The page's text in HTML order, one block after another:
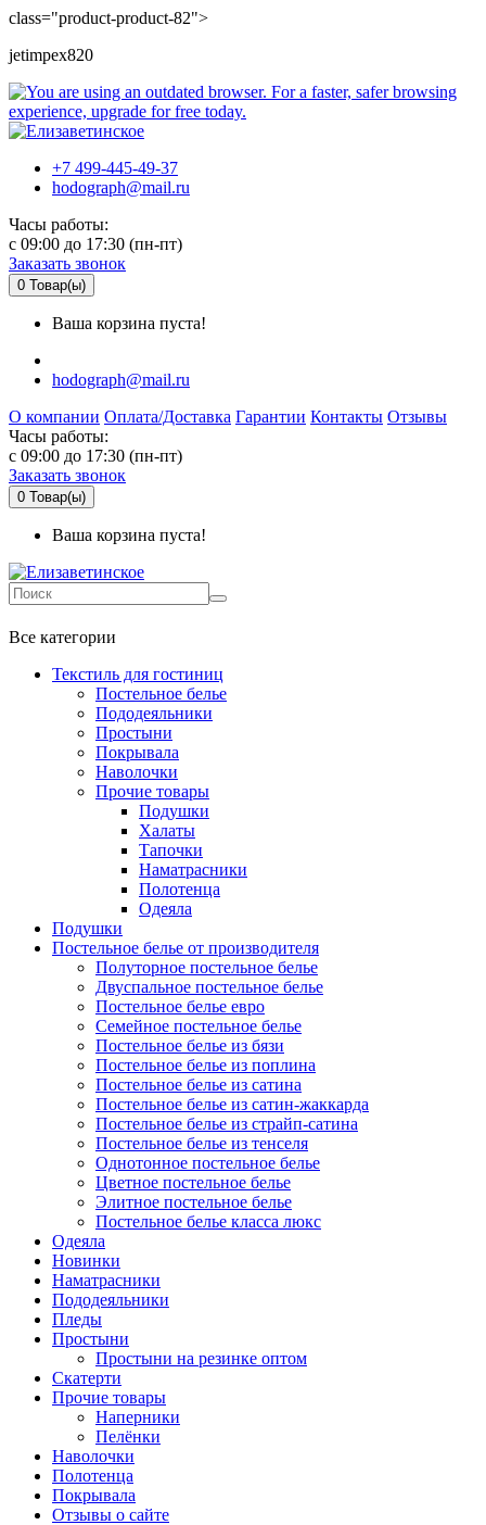
class="product-product-82">
jetimpex820
+7 499-445-49-37
hodograph@mail.ru
Часы работы:
c 09:00 до 17:30 (пн-пт)
Заказать звонок
0 Товар(ы)
Ваша корзина пуста!
hodograph@mail.ru
О компании Оплата/Доставка Гарантии Контакты Отзывы
Часы работы:
c 09:00 до 17:30 (пн-пт)
Заказать звонок
0 Товар(ы)
Ваша корзина пуста!
Все категории
Текстиль для гостиниц
Постельное белье
Пододеяльники
Простыни
Покрывала
Наволочки
Прочие товары
Подушки
Халаты
Тапочки
Наматрасники
Полотенца
Одеяла
Подушки
Постельное белье от производителя
Полуторное постельное белье
Двуспальное постельное белье
Постельное белье евро
Семейное постельное белье
Постельное белье из бязи
Постельное белье из поплина
Постельное белье из сатина
Постельное белье из сатин-жаккарда
Постельное белье из страйп-сатина
Постельное белье из тенселя
Однотонное постельное белье
Цветное постельное белье
Элитное постельное белье
Постельное белье класса люкс
Одеяла
Новинки
Наматрасники
Пододеяльники
Пледы
Простыни
Простыни на резинке оптом
Скатерти
Прочие товары
Наперники
Пелёнки
Наволочки
Полотенца
Покрывала
Отзывы о сайте